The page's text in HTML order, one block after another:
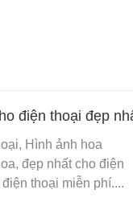
điện thoại đẹp
Hình ảnh hoa
đẹp nhất cho điện
thoại miễn phí....